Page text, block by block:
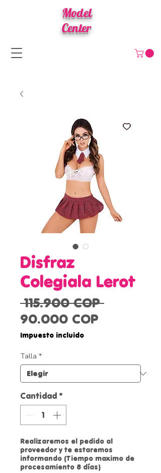
Model
Center
Disfraz
Colegiala Lerot
115.900 COP Precio
90.000 COP
Impuesto incluido
Talla *
Cantidad *
Realizaremos el pedido al
proveedor y te estaremos
informando (Tiempo maximo de
procesamiento 8 días)